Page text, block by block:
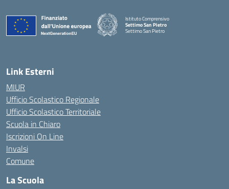
Istituto Comprensivo
Settimo San Pietro
Settimo San Pietro
Link Esterni
MIUR
Ufficio Scolastico Regionale
Ufficio Scolastico Territoriale
Scuola in Chiaro
Iscrizioni On Line
Invalsi
Comune
La Scuola